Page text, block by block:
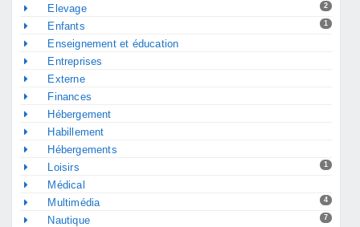
2
Elevage
1
Enfants
Enseignement et éducation
Entreprises
Externe
Finances
Hébergement
Habillement
Hébergements
1
Loisirs
Médical
4
Multimédia
7
Nautique